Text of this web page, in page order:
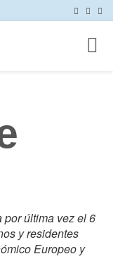
última vez el 6
y residentes
Europeo y